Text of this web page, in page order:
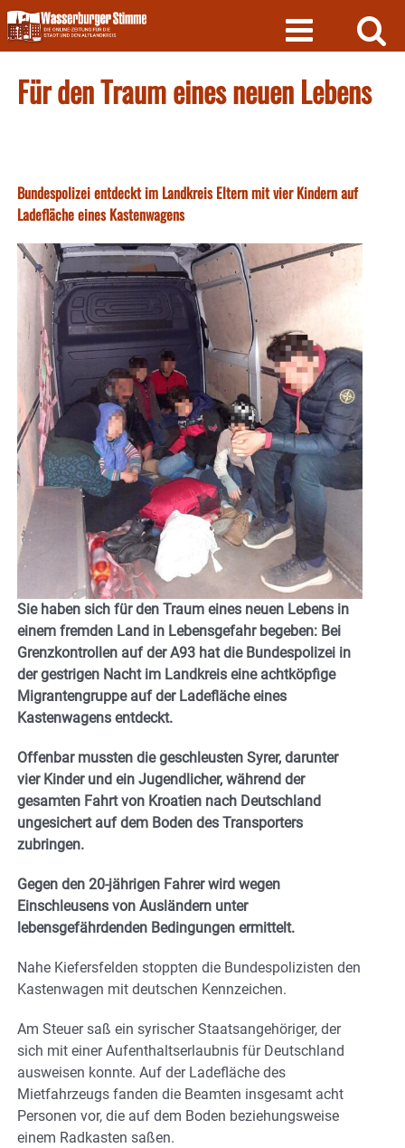
Skip
to
content
Für den Traum eines neuen Lebens
Bundespolizei entdeckt im Landkreis Eltern mit vier Kindern auf
Ladefläche eines Kastenwagens
Sie haben sich für den Traum eines neuen Lebens in
einem fremden Land in Lebensgefahr begeben: Bei
Grenzkontrollen auf der A93 hat die Bundespolizei in
der gestrigen Nacht im Landkreis eine achtköpfige
Migrantengruppe auf der Ladefläche eines
Kastenwagens entdeckt.
Offenbar mussten die geschleusten Syrer, darunter
vier Kinder und ein Jugendlicher, während der
gesamten Fahrt von Kroatien nach Deutschland
ungesichert auf dem Boden des Transporters
zubringen.
Gegen den 20-jährigen Fahrer wird wegen
Einschleusens von Ausländern unter
lebensgefährdenden Bedingungen ermittelt.
Nahe Kiefersfelden stoppten die Bundespolizisten den
Kastenwagen mit deutschen Kennzeichen.
Am Steuer saß ein syrischer Staatsangehöriger, der
sich mit einer Aufenthaltserlaubnis für Deutschland
ausweisen konnte. Auf der Ladefläche des
Mietfahrzeugs fanden die Beamten insgesamt acht
Personen vor, die auf dem Boden beziehungsweise
einem Radkasten saßen.